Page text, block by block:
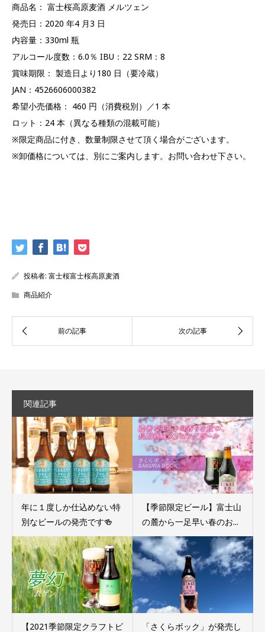
商品名： 富士桜高原麦酒 メルツェン
発売日：2020 年4 月3 日
内容量：330ml 瓶
アルコール度数：6.0％ IBU：22 SRM：8
賞味期限： 製造日より180 日（要冷蔵）
JAN：4526606000382
希望小売価格： 460 円（消費税別）／1 本
ロット：24 本（異なる種類の混載可能）
※限定商品に付き、数量制限させて頂く場合がございます。
※卸価格については、別にご案内します。お問い合わせ下さい。
投稿者: 富士桜富士桜高原麦酒
商品紹介
関連記事
年に１度しか仕込めない特
別なビールの発売です🍻
【季節限定ビール】富士山
の麓から一足早い春のお...
【2021季節限定クラフトビ 「さくらボック」が発売し